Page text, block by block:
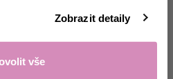
Zobrazit detaily
vše
629,00 Kč